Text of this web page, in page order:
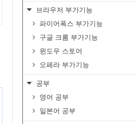
브라우저 부가기능
파이어폭스 부가기능
구글 크롬 부가기능
윈도우 스토어
오페라 부가기능
공부
영어 공부
일본어 공부